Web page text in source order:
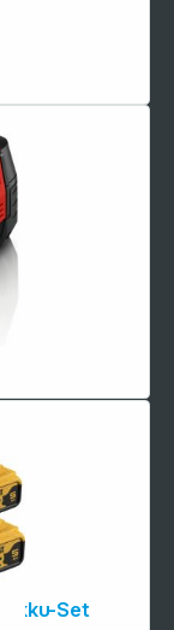
DeWalt DCB1104P2-QW 2x 18V 5Ah Akku-Set